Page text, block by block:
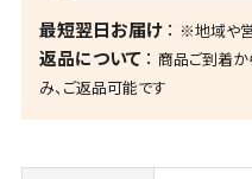
最短翌日お届け ※地域や
返品について
商品ご到着
み、ご返品可能です